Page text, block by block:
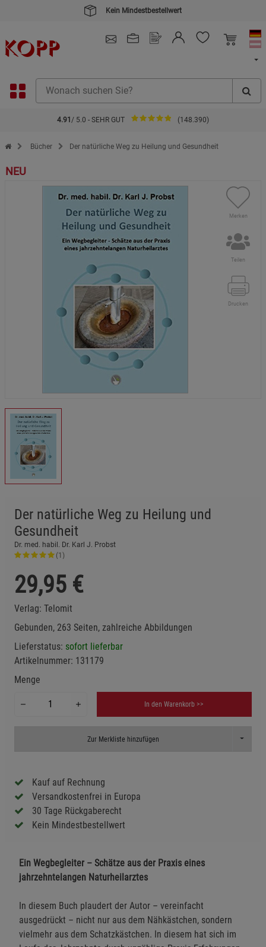
Kein Mindestbestellwert
4.91 / 5.0 - SEHR GUT (148.390)
Zur Startseite des Kopp Verlag Online-Shop
Bücher Der natürliche Weg zu Heilung und Gesundheit
NEU
Merken
Teilen
Drucken
Der natürliche Weg zu Heilung und
Gesundheit
Dr. med. habil. Dr. Karl J. Probst
(1)
29,95 €
Verlag: Telomit
Gebunden, 263 Seiten, zahlreiche Abbildungen
Lieferstatus: sofort lieferbar
Artikelnummer: 131179
Menge
In den Warenkorb >>
Zur Merkliste hinzufügen Toggle
Kauf auf Rechnung
Versandkostenfrei in Europa
30 Tage Rückgaberecht
Kein Mindestbestellwert
Ein Wegbegleiter – Schätze aus der Praxis eines
jahrzehntelangen Naturheilarztes
In diesem Buch plaudert der Autor – vereinfacht
ausgedrückt – nicht nur aus dem Nähkästchen, sondern
vielmehr aus dem Schatzkästchen. In diesem hat sich im